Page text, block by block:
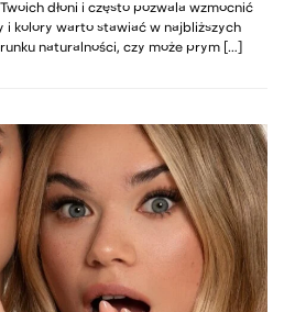
dłoni i często pozwala wzmocnić
i kolory warto stawiać w najbliższych
naturalności, czy może prym […]